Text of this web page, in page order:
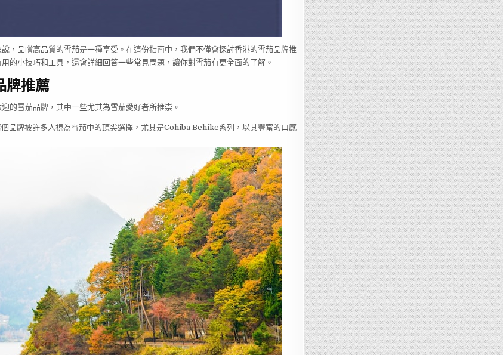
，品嚐高品質的雪茄是一種享受。在這份指南中，我們不僅會探討香港的雪茄品牌推
的小技巧和工具，還會詳細回答一些常見問題，讓你對雪茄有更全面的了解。
牌推薦
的雪茄品牌，其中一些尤其為雪茄愛好者所推崇。
個品牌被許多人視為雪茄中的頂尖選擇，尤其是Cohiba Behike系列，以其豐富的口感